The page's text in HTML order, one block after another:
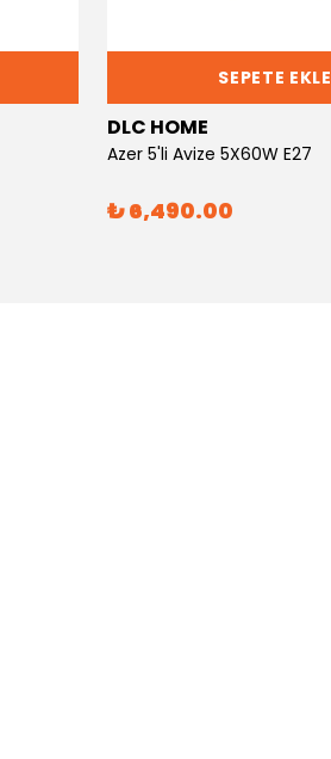
SEPETE EKLE
DLC HOME
Azer 5'li Avize 5X60W E27
₺ 6,490.00